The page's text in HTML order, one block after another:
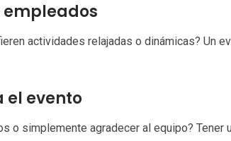
empleados
actividades relajadas o dinámicas? Un
el evento
o simplemente agradecer al equipo? Tener